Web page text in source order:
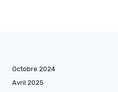
Octobre 2024
Avril 2025